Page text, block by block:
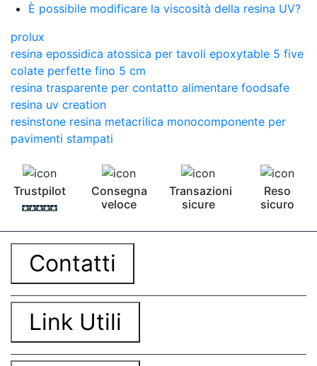
È possibile modificare la viscosità della resina UV?
prolux
resina epossidica atossica per tavoli epoxytable 5 five
colate perfette fino 5 cm
resina trasparente per contatto alimentare foodsafe
resina uv creation
resinstone resina metacrilica monocomponente per
pavimenti stampati
Trustpilot
Consegna
veloce
Transazioni
sicure
Reso
sicuro
Contatti
Link Utili